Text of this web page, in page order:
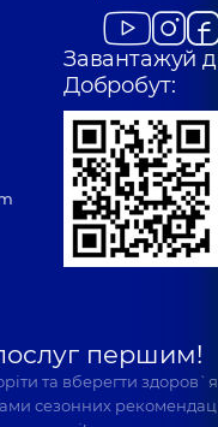
Завантажуй
Добробут:
першим!
та вберегти
сезонних